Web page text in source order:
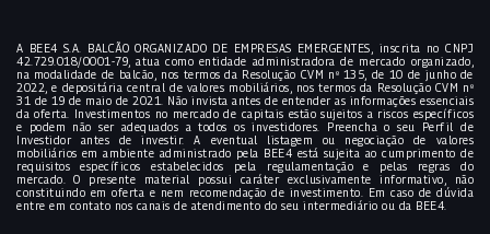
A BEE4 S.A. BALCÃO ORGANIZADO DE EMPRESAS EMERGENTES, inscrita no CNPJ
42.729.018/0001-79, atua como entidade administradora de mercado organizado,
na modalidade de balcão, nos termos da Resolução CVM nº 135, de 10 de junho de
2022, e depositária central de valores mobiliários, nos termos da Resolução CVM nº
31 de 19 de maio de 2021. Não invista antes de entender as informações essenciais
da oferta. Investimentos no mercado de capitais estão sujeitos a riscos específicos
e podem não ser adequados a todos os investidores. Preencha o seu Perfil de
Investidor antes de investir. A eventual listagem ou negociação de valores
mobiliários em ambiente administrado pela BEE4 está sujeita ao cumprimento de
requisitos específicos estabelecidos pela regulamentação e pelas regras do
mercado. O presente material possui caráter exclusivamente informativo, não
constituindo em oferta e nem recomendação de investimento. Em caso de dúvida
entre em contato nos canais de atendimento do seu intermediário ou da BEE4.